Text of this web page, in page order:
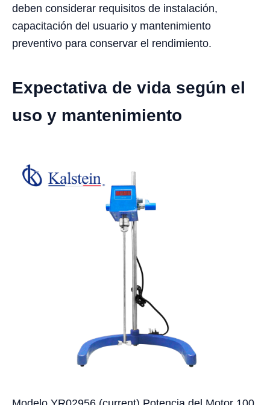
deben considerar requisitos de instalación,
capacitación del usuario y mantenimiento
preventivo para conservar el rendimiento.
Expectativa de vida según el
uso y mantenimiento